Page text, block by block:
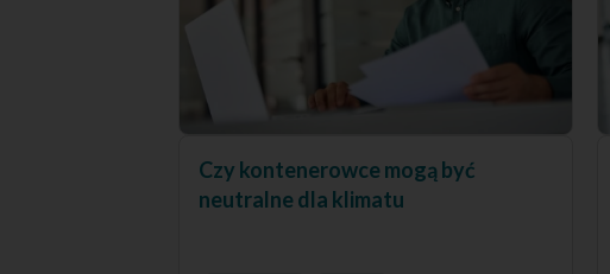
Czy kontenerowce mogą być
neutralne dla klimatu